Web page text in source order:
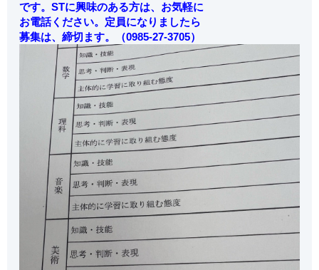
です。STに興味のある方は、お気軽に
お電話ください。定員になりましたら
募集は、締切ます。（0985-27-3705）